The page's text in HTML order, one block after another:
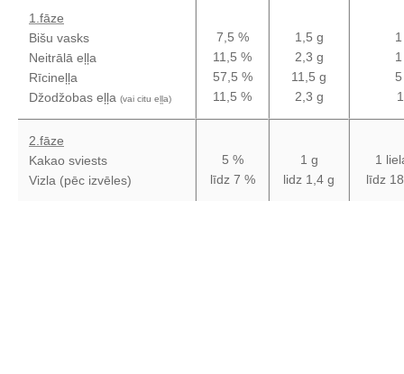
1.fāze
Bišu vasks
Neitrālā eļļa
Rīcineļļa
Džodžobas eļļa (vai citu eļļa)
7,5 %
11,5 %
57,5 %
11,5 %
1,5 g
2,3 g
11,5 g
2,3 g
2.fāze
Kakao sviests
Vizla (pēc izvēles)
5 %
līdz 7 %
1 g
lidz 1,4 g
1
līdz